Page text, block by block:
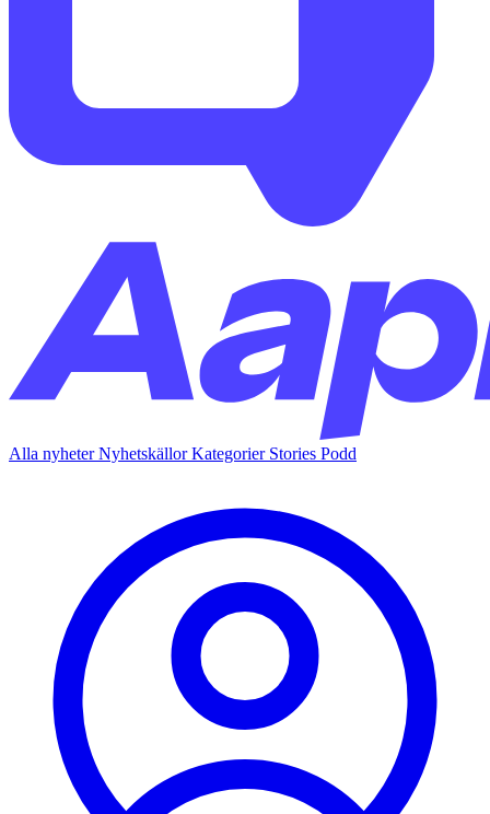
Alla nyheterNyhetskällorKategorier Stories Podd